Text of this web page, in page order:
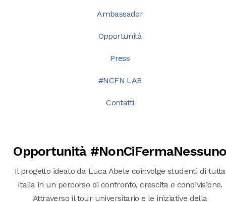
Ambassador
Opportunità
Press
#NCFN LAB
Contatti
Opportunità
Il progetto ideato da Luca Abete coinvolge studenti di tutta
Italia in un percorso di confronto, crescita e condivisione.
Attraverso il tour universitario e le iniziative della